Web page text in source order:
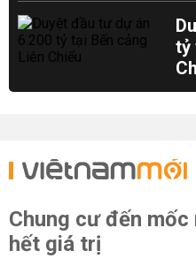
tỷ
Chung cư đến mốc
hết giá trị